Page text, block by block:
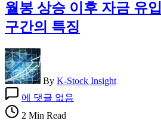
월봉 상승 이후 자금 유
구간의 특징
By K-Stock Insight
월
봉
상
에 댓글 없음
2 Min Read